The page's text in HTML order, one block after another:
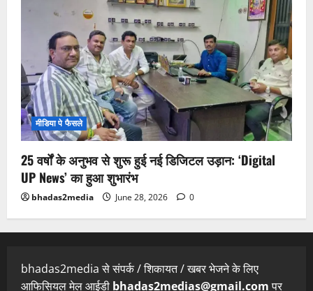
मीडिया पे फैसले
25 वर्षों के अनुभव से शुरू हुई नई डिजिटल उड़ान: ‘Digital
UP News’ का हुआ शुभारंभ
bhadas2media June 28, 2026 0
bhadas2media से संपर्क / शिकायत / खबर भेजने के लिए
आफिसियल मेल आईडी bhadas2medias@gmail.comपर